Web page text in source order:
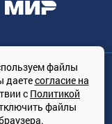
«ТРЕЙДКОН», ОГРН:
проспект Медиков, 7
кондиционеров и
РФ
файлы
даетесогласие на
с Политикой
файлы